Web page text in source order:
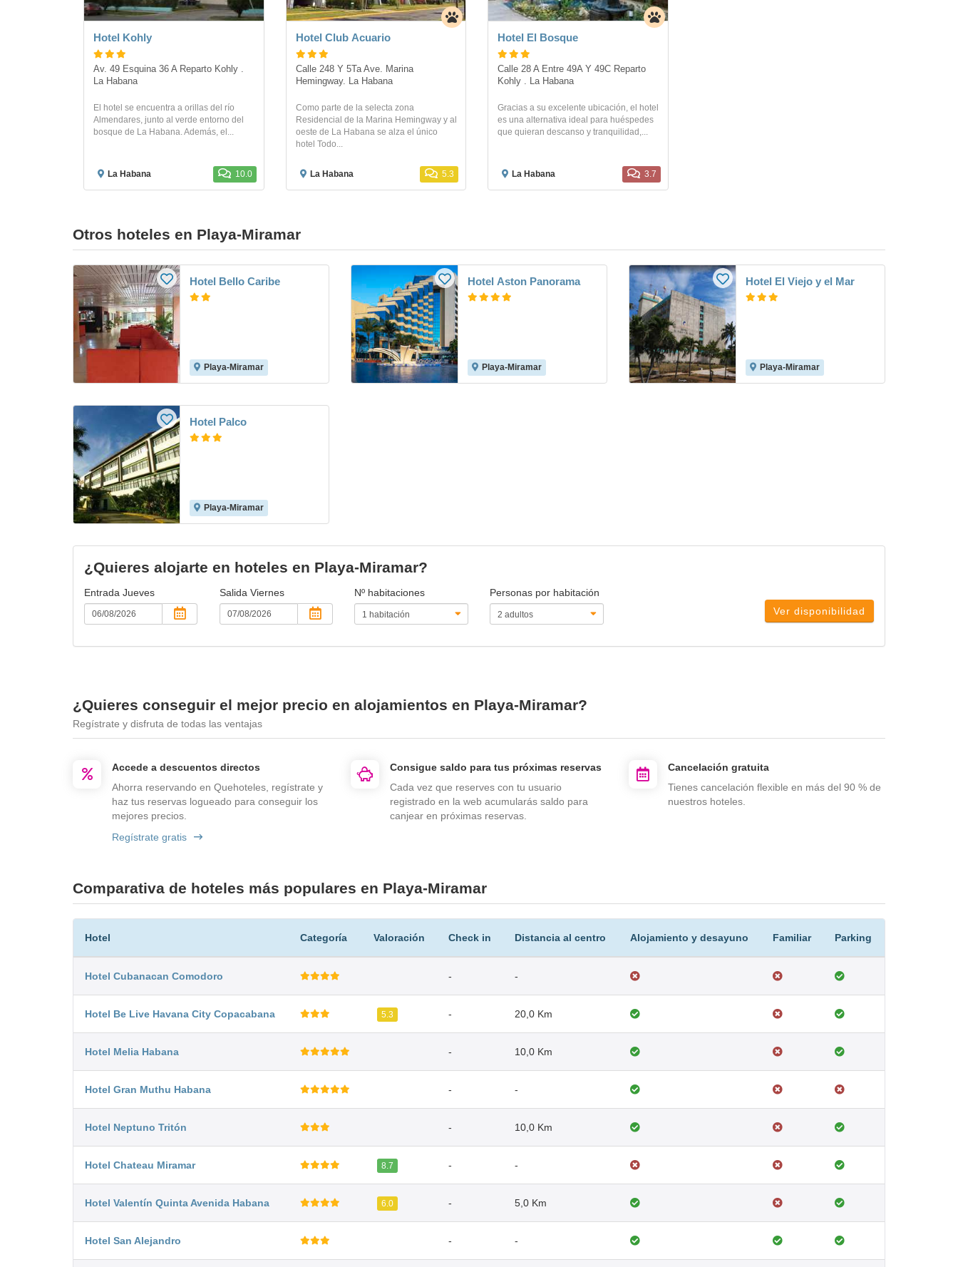
Hotel Kohly
Av. 49 Esquina 36 A Reparto Kohly .
La Habana
El hotel se encuentra a orillas del río
Almendares, junto al verde entorno del
bosque de La Habana. Además, el...
La Habana 10.0
Hotel Club Acuario
Calle 248 Y 5Ta Ave. Marina
Hemingway. La Habana
Como parte de la selecta zona
Residencial de la Marina Hemingway y al
oeste de La Habana se alza el único
hotel Todo...
La Habana 5.3
Hotel El Bosque
Calle 28 A Entre 49A Y 49C Reparto
Kohly . La Habana
Gracias a su excelente ubicación, el hotel
es una alternativa ideal para huéspedes
que quieran descanso y tranquilidad,...
La Habana 3.7
Otros hoteles en Playa-Miramar
Hotel Bello Caribe
Playa-Miramar
Hotel Aston Panorama
Playa-Miramar
Hotel El Viejo y el Mar
Playa-Miramar
Hotel Palco
Playa-Miramar
¿Quieres alojarte en hoteles en Playa-Miramar?
Entrada Jueves Salida Viernes Nº habitaciones
Personas por habitación
Ver disponibilidad
¿Quieres conseguir el mejor precio en alojamientos en Playa-Miramar?
Regístrate y disfruta de todas las ventajas
Accede a descuentos directos
Ahorra reservando en Quehoteles, regístrate y
haz tus reservas logueado para conseguir los
mejores precios.
Regístrate gratis
Consigue saldo para tus próximas reservas
Cada vez que reserves con tu usuario
registrado en la web acumularás saldo para
canjear en próximas reservas.
Cancelación gratuita
Tienes cancelación flexible en más del 90 % de
nuestros hoteles.
Comparativa de hoteles más populares en Playa-Miramar
Hotel Categoría Valoración Check in Distancia al centro Alojamiento y desayuno Familiar Parking
Hotel Cubanacan Comodoro - -
Hotel Be Live Havana City Copacabana 5.3 - 20,0 Km
Hotel Melia Habana - 10,0 Km
Hotel Gran Muthu Habana - -
Hotel Neptuno Tritón - 10,0 Km
Hotel Chateau Miramar 8.7 - -
Hotel Valentín Quinta Avenida Habana 6.0 - 5,0 Km
Hotel San Alejandro - -